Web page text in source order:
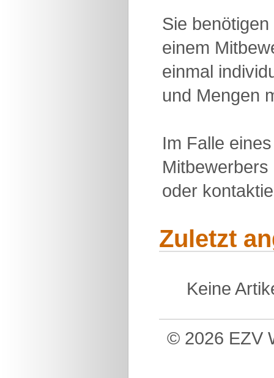
Sie
einem
einmal
und Mengen
Im Falle
oder
Zuletzt
Keine
© 2026 EZV